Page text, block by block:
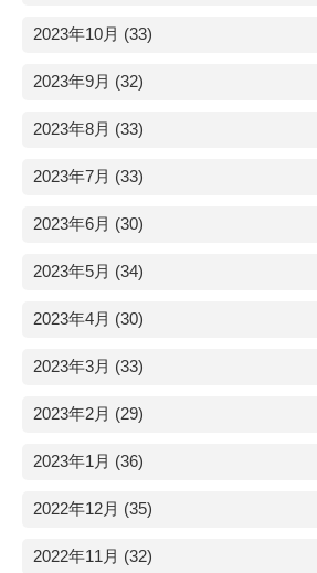
2023年10月 (33)
2023年9月 (32)
2023年8月 (33)
2023年7月 (33)
2023年6月 (30)
2023年5月 (34)
2023年4月 (30)
2023年3月 (33)
2023年2月 (29)
2023年1月 (36)
2022年12月 (35)
2022年11月 (32)